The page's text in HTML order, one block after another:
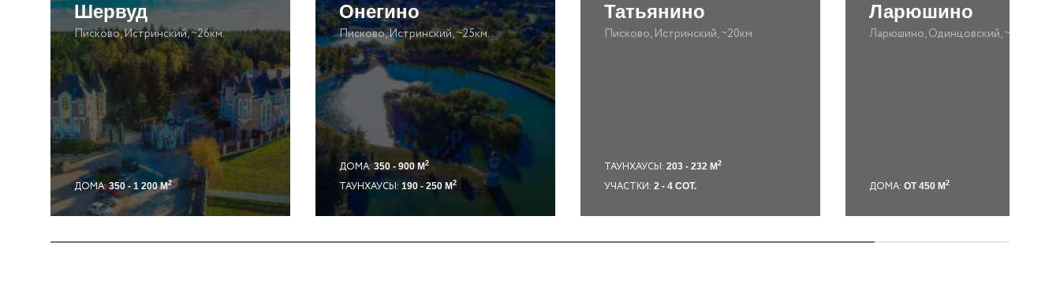
Шервуд
Писково, Истринский, ~26км.
ДОМА:350 - 1 200 М2
Онегино
Писково, Истринский, ~25км.
ДОМА: 350 - 900 М 2
ТАУНХАУСЫ: 190 - 250 М 2
Татьянино
Писково, Истринский, ~20км.
ТАУНХАУСЫ: 203 - 232 М 2
УЧАСТКИ: 2 - 4 СОТ.
Ларюшино
Ларюшино, Одинцовский, ~28км.
ДОМА: ОТ 450 М 2